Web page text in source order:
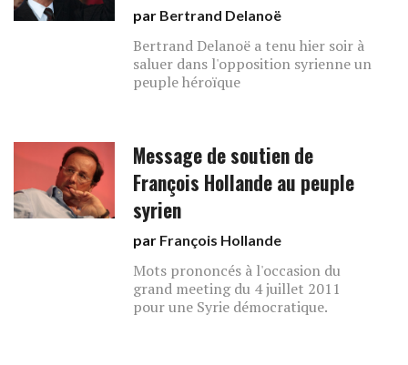
par Bertrand Delanoë
Bertrand Delanoë a tenu hier soir à
saluer dans l'opposition syrienne un
peuple héroïque
Message de soutien de
François Hollande au peuple
syrien
par François Hollande
Mots prononcés à l'occasion du
grand meeting du 4 juillet 2011
pour une Syrie démocratique.